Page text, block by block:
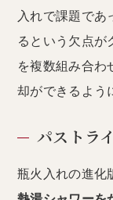
入れで課題であ
るという欠点が
を複数組み合
却ができるよう
パストラ
瓶火入れの進化